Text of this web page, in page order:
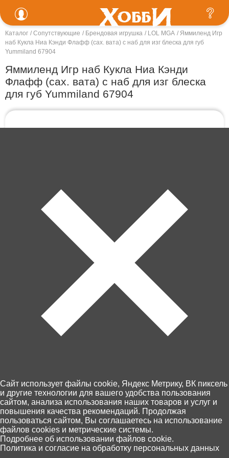
Каталог Сопутствующие Брендовая игрушка LOL MGA
Яммиленд Игр
наб Кукла Ниа Кэнди Флафф (сах. вата) с наб для изг блеска для губ
Yummiland 67904
Яммиленд Игр наб Кукла Ниа Кэнди
Флафф (сах. вата) с наб для изг блеска
для губ Yummiland 67904
Забрать сегодня!
В наличии в 2 магазинах
Пункты выдачи Хоббит
46 по Калининграду и области
Главная Каталог Корзина
0
Избранное Поиск
Cайт использует файлы cookie, Яндекс Метрику, ВК пиксель
и другие технологии для вашего удобства пользования
сайтом, анализа использования наших товаров и услуг и
повышения качества рекомендаций. Продолжая
пользоваться сайтом, Вы соглашаетесь на использование
файлов cookies и метрические системы.
Подробнее об использовании файлов cookie.
Политика и согласие на обработку персональных данных